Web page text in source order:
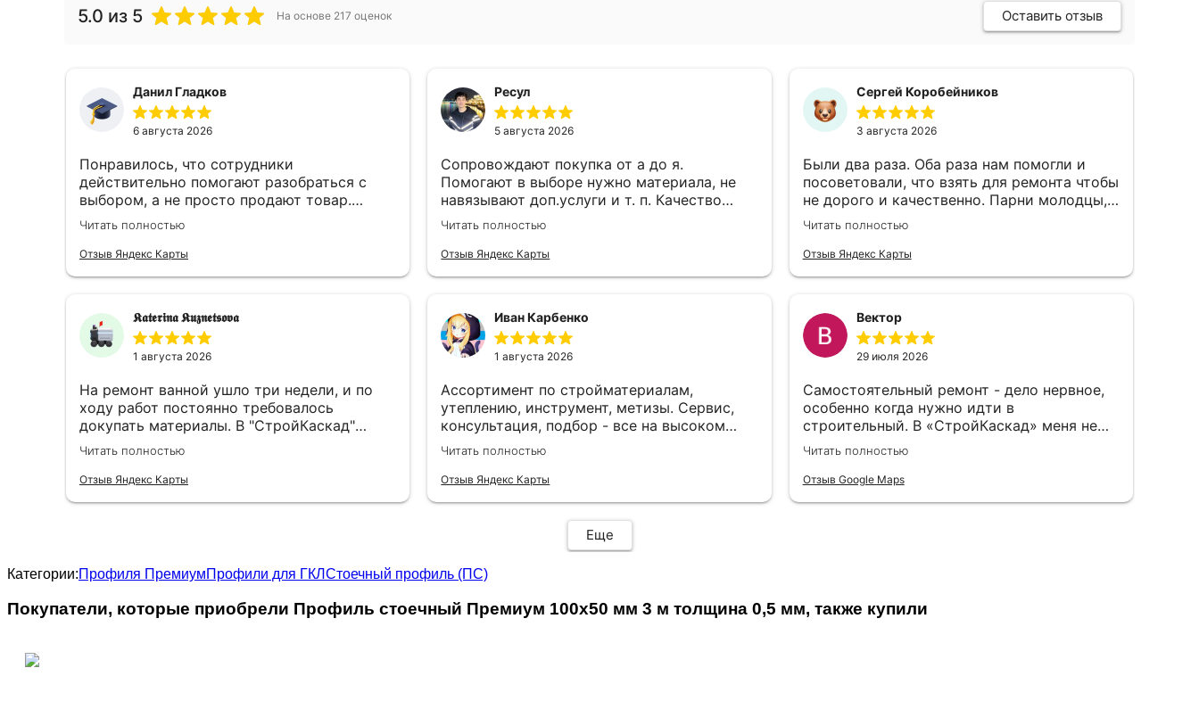
5.0 из 5 На основе 217 оценок Оставить отзыв
Данил Гладков
6 августа 2026
Понравилось, что сотрудники
действительно помогают разобраться с
выбором, а не просто продают товар.
Подсказали оптимальное решение и ничего
лишнего не навязывали. Остался доволен и
качеством продукции, и обслуживанием.
Читать полностью
Отзыв Яндекс Карты
Ресул
5 августа 2026
Сопровождают покупка от а до я.
Помогают в выборе нужно материала, не
навязывают доп.услуги и т. п. Качество
работы, ценами и качеством продукции
доволен!
Читать полностью
Отзыв Яндекс Карты
Сергей Коробейников
3 августа 2026
Были два раза. Оба раза нам помогли и
посоветовали, что взять для ремонта чтобы
не дорого и качественно. Парни молодцы,
чуть не экскурсию провели по магазину)
Цены тоже нормальные
Читать полностью
Отзыв Яндекс Карты
𝕶𝖆𝖙𝖊𝖗𝖎𝖓𝖆 𝕶𝖚𝖟𝖓𝖊𝖙𝖘𝖔𝖛𝖆
1 августа 2026
На ремонт ванной ушло три недели, и по
ходу работ постоянно требовалось
докупать материалы. В "СтройКаскад"
менеджеры быстро находили всё
необходимое, а однажды даже доходчиво
объяснили, какую грунтовку выбрать для
Читать полностью
Отзыв Яндекс Карты
Иван Карбенко
1 августа 2026
Ассортимент по стройматериалам,
утеплению, инструмент, метизы. Сервис,
консультация, подбор - все на высоком
уровне. Рекомендую. Отличный магазин для
строительства и ремонта.
Читать полностью
Отзыв Яндекс Карты
Вектор
29 июля 2026
Самостоятельный ремонт - дело нервное,
особенно когда нужно идти в
строительный. В «СтройКаскад» меня не
стали судить за неопытность, а просто
объяснили, что и как лучше выбрать.
Читать полностью
Отзыв Google Maps
Еще
Категории:Профиля ПремиумПрофили для ГКЛСтоечный профиль (ПС)
Покупатели, которые приобрели Профиль стоечный Премиум 100х50 мм 3 м толщина 0,5 мм, также купили